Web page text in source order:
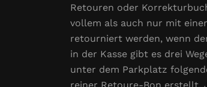
Retouren oder
vollem als auch nur mit
retourniert werden, wenn
in der Kasse gibt es drei
unter dem Parkplatz